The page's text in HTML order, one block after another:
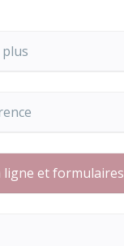
ligne et formulaires